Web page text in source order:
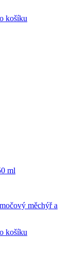
košíku
ml
měchýř a
košíku